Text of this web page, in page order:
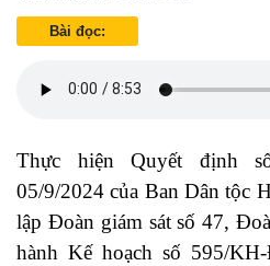
Bài đọc:
Thực hiện Quyết định
05/9/2024 của Ban Dân tộc
lập Đoàn giám sát số 47,
hành Kế hoạch số 595/